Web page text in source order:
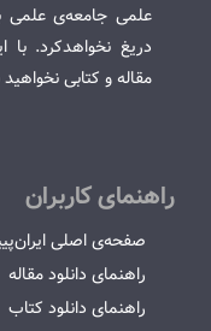
علمی جامعه‌ی علمی
دریغ نخواهدکرد. با
مقاله و کتابی نخواهید
راهنمای کاربران
صفحه‌ی اصلی
راهنمای دانلود مقاله
راهنمای دانلود کتاب